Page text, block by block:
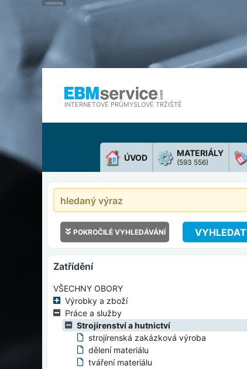
INTERNETOVÉ PRŮMYSLOVÉ TRŽIŠTĚ
ÚVOD MATERIÁLY
(593 556)
POKROČILÉ VYHLEDÁVÁNÍ VYHLEDAT
zatřídění
VŠECHNY OBORY
Výrobky a zboží
Práce a služby
Strojírenství a hutnictví
strojírenská zakázková výroba
dělení materiálu
tváření materiálu